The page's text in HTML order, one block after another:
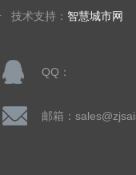
技术支持： 智慧城市网
QQ：
邮箱：